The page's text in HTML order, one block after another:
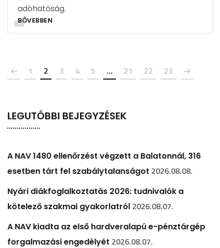
adóhatóság.
BŐVEBBEN
1 2 3 4 5 … 21 22 23
LEGUTÓBBI BEJEGYZÉSEK
A NAV 1480 ellenőrzést végzett a Balatonnál, 316
esetben tárt fel szabálytalanságot 2026.08.08.
Nyári diákfoglalkoztatás 2026: tudnivalók a
kötelező szakmai gyakorlatról 2026.08.07.
A NAV kiadta az első hardveralapú e-pénztárgép
forgalmazási engedélyét 2026.08.07.